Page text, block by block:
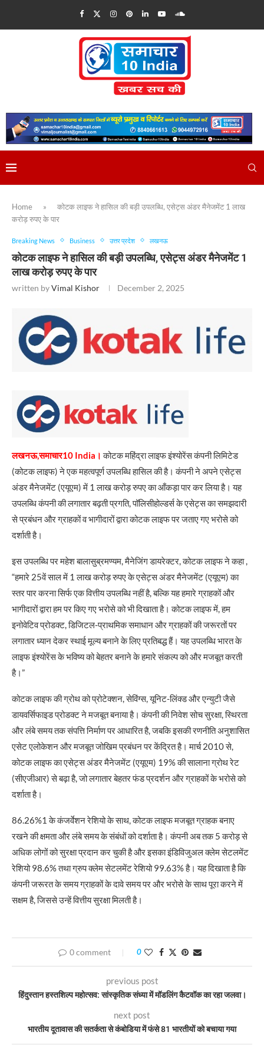
Home »
कोटक लाइफ ने हासिल की बड़ी उपलब्धि, एसेट्स अंडर मैनेजमेंट 1 लाख
करोड़ रुपए के पार
Breaking News Business उत्तर प्रदेश लखनऊ
कोटक लाइफ ने हासिल की बड़ी उपलब्धि, एसेट्स अंडर मैनेजमेंट 1
लाख करोड़ रुपए के पार
written byVimal Kishor December 2, 2025
लखनऊ,समाचार10 India। कोटक महिंद्रा लाइफ इंश्योरेंस कंपनी लिमिटेड
(कोटक लाइफ) ने एक महत्वपूर्ण उपलब्धि हासिल की है। कंपनी ने अपने एसेट्स
अंडर मैनेजमेंट (एयूएम) में 1 लाख करोड़ रुपए का आँकड़ा पार कर लिया है। यह
उपलब्धि कंपनी की लगातार बढ़ती प्रगति, पॉलिसीहोल्डर्स के एसेट्स का समझदारी
से प्रबंधन और ग्राहकों व भागीदारों द्वारा कोटक लाइफ पर जताए गए भरोसे को
दर्शाती है।
इस उपलब्धि पर महेश बालासुब्रमण्यम, मैनेजिंग डायरेक्टर, कोटक लाइफ ने कहा ,
“हमारे 25वें साल में 1 लाख करोड़ रुपए के एसेट्स अंडर मैनेजमेंट (एयूएम) का
स्तर पार करना सिर्फ एक वित्तीय उपलब्धि नहीं है, बल्कि यह हमारे ग्राहकों और
भागीदारों द्वारा हम पर किए गए भरोसे को भी दिखाता है। कोटक लाइफ में, हम
इनोवेटिव प्रोडक्ट, डिजिटल-प्राथमिक समाधान और ग्राहकों की जरूरतों पर
लगातार ध्यान देकर स्थाई मूल्य बनाने के लिए प्रतिबद्ध हैं। यह उपलब्धि भारत के
लाइफ इंश्योरेंस के भविष्य को बेहतर बनाने के हमारे संकल्प को और मजबूत करती
है।”
कोटक लाइफ की ग्रोथ को प्रोटेक्शन, सेविंग्स, यूनिट-लिंक्ड और एन्युटी जैसे
डायवर्सिफाइड प्रोडक्ट ने मजबूत बनाया है। कंपनी की निवेश सोच सुरक्षा, स्थिरता
और लंबे समय तक संपत्ति निर्माण पर आधारित है, जबकि इसकी रणनीति अनुशासित
एसेट एलोकेशन और मजबूत जोखिम प्रबंधन पर केंद्रित है। मार्च 2010 से,
कोटक लाइफ का एसेट्स अंडर मैनेजमेंट (एयूएम) 19% की सालाना ग्रोथ रेट
(सीएजीआर) से बढ़ा है, जो लगातार बेहतर फंड प्रदर्शन और ग्राहकों के भरोसे को
दर्शाता है।
86.26%1 के कंजर्वेशन रेशियो के साथ, कोटक लाइफ मजबूत ग्राहक बनाए
रखने की क्षमता और लंबे समय के संबंधों को दर्शाता है। कंपनी अब तक 5 करोड़ से
अधिक लोगों को सुरक्षा प्रदान कर चुकी है और इसका इंडिविजुअल क्लेम सेटलमेंट
रेशियो 98.6% तथा ग्रुप क्लेम सेटलमेंट रेशियो 99.63% है। यह दिखाता है कि
कंपनी जरूरत के समय ग्राहकों के दावे समय पर और भरोसे के साथ पूरा करने में
सक्षम है, जिससे उन्हें वित्तीय सुरक्षा मिलती है।
0 comment 0
previous post
हिंदुस्तान हस्तशिल्प महोत्सव: सांस्कृतिक संध्या में मॉडलिंग कैटवॉक का रहा जलवा।
next post
भारतीय दूतावास की सतर्कता से कंबोडिया में फंसे 81 भारतीयों को बचाया गया